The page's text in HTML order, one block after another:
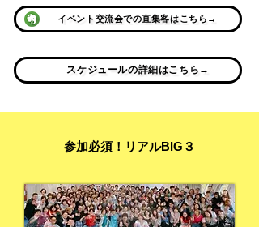
イベント交流会での直集客はこちら→
スケジュールの詳細はこちら→
参加必須！リアルBIG３